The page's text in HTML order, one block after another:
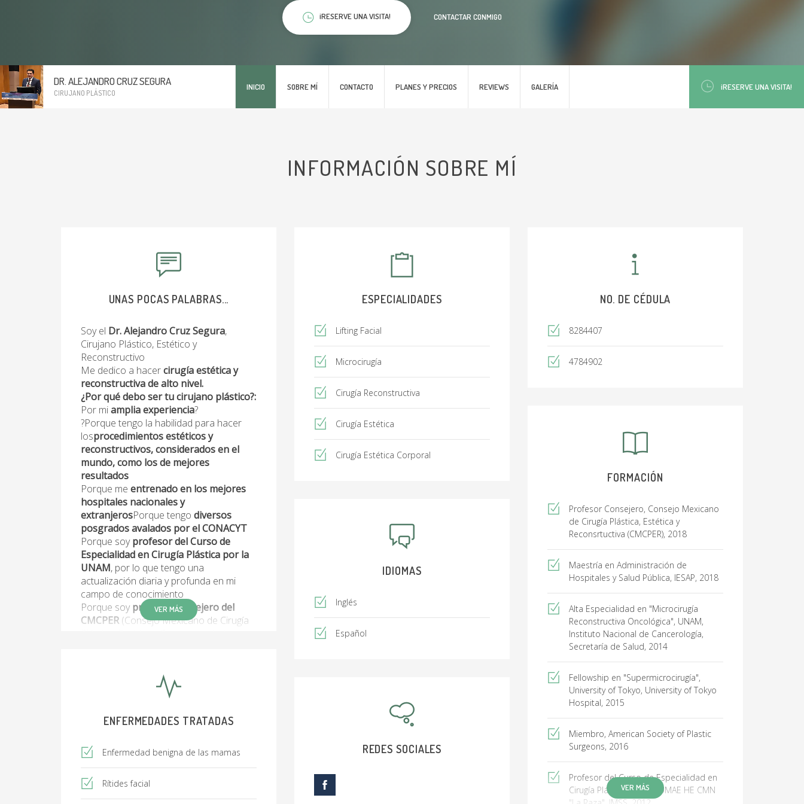
DR. ALEJANDRO CRUZ SEGURA
CIRUJANO PLÁSTICO
INICIO SOBRE MÍ CONTACTO PLANES Y PRECIOS REVIEWS GALERÍA ¡RESERVE UNA VISITA!
¡RESERVE UNA VISITA! CONTACTAR CONMIGO
INFORMACIÓN SOBRE MÍ
UNAS POCAS PALABRAS...
Soy el Dr. Alejandro Cruz Segura,
Cirujano Plástico, Estético y
Reconstructivo
Me dedico a hacercirugía estética y
reconstructiva de alto nivel.
¿Por qué debo ser tu cirujano plástico?:
Por miamplia experiencia?
?Porque tengo la habilidad para hacer
losprocedimientos estéticos y
reconstructivos, considerados en el
mundo, como los de mejores
resultados
Porque me entrenado en los mejores
hospitales nacionales y
extranjerosPorque tengo diversos
posgrados avalados por el CONACYT
Porque soyprofesor del Curso de
Especialidad en Cirugía Plástica por la
UNAM, por lo que tengo una
actualización diaria y profunda en mi
campo de conocimiento
Porque soy profesor consejero del
CMCPER (Consejo Mexicano de Cirugía
Porque además de ser cirujano, soy
investigador clínico, por lo cual tengo un
compromiso con el mejoramiento
especialidad
cirugía estética sofisticada
(Rejuvenecimiento Facial “High SMAS”,
Rinoplastía de excelencia, Liposucción de
alta definición, Abdominoplastía, cirugía
VER MÁS
ESPECIALIDADES
Lifting Facial
Microcirugía
Cirugía Reconstructiva
Cirugía Estética
Cirugía Estética Corporal
NO. DE CÉDULA
8284407
4784902
FORMACIÓN
Profesor Consejero, Consejo Mexicano
de Cirugía Plástica, Estética y
Reconsrtuctiva (CMCPER), 2018
Maestría en Administración de
Hospitales y Salud Pública, IESAP, 2018
Alta Especialidad en "Microcirugía
Reconstructiva Oncológica", UNAM,
Instituto Nacional de Cancerología,
Secretaría de Salud, 2014
Fellowship en "Supermicrocirugía",
University of Tokyo, University of Tokyo
Hospital, 2015
Miembro, American Society of Plastic
Surgeons, 2016
Profesor del Curso de Especialidad en
Cirugía Plástica, UNAM, UMAE HE CMN
VER MÁS
IDIOMAS
Inglés
Español
ENFERMEDADES TRATADAS
Enfermedad benigna de las mamas
Rítides facial
REDES SOCIALES